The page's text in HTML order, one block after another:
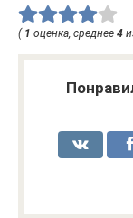
( 1 оценка, среднее 4